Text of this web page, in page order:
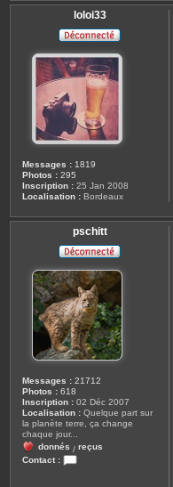
loloi33
Messages : 1819
Photos : 295
Inscription : 25 Jan 2008
Localisation : Bordeaux
pschitt
Messages : 21712
Photos : 618
Inscription : 02 Déc 2007
Localisation : Quelque part sur
la planète terre, ça change
chaque jour...
donnés / reçus
Contact :